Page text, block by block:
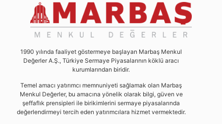
1990 yılında faaliyet göstermeye başlayan Marbaş Menkul
Değerler A.Ş., Türkiye Sermaye Piyasalarının köklü aracı
kurumlarından biridir.
Temel amacı yatırımcı memnuniyeti sağlamak olan Marbaş
Menkul Değerler, bu amacına yönelik olarak bilgi, güven ve
şeffaflık prensipleri ile birikimlerini sermaye piyasalarında
değerlendirmeyi tercih eden yatırımcılara hizmet vermektedir.